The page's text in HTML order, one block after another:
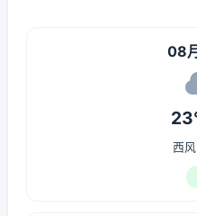
08
西